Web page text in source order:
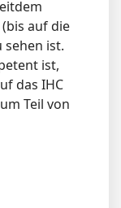
auf die
ist.
ist,
das IHC
Teil von